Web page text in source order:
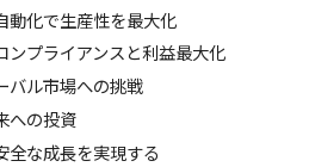
動化で生産性を最大化
ンプライアンスと利益最大化
バル市場への挑戦
への投資
全な成長を実現する